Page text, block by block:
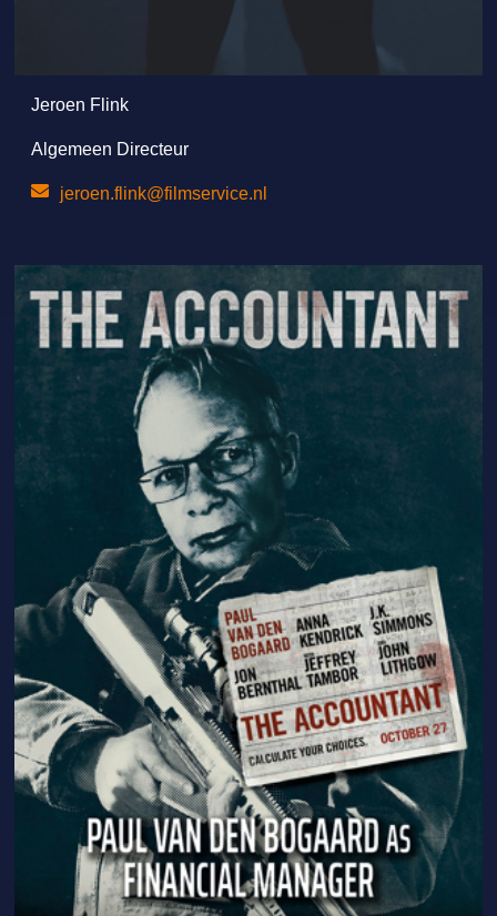
Jeroen Flink
Algemeen Directeur
jeroen.flink@filmservice.nl